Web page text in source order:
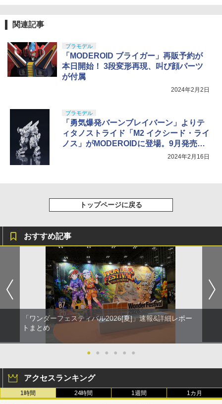
￥710
関連記事
プラモデル
「MODEROID ブライガー」再販予約が
本日開始！ 3段変形再現、叫び顔パーツ
が付属
2024年2月2日
プラモデル
「勇気爆発バーンブレイバーン」よりテ
ィタノストライド「M2 イクシード・ライ
ノス」がMODEROIDに登場。9月発売予
2024年2月16日
トップページに戻る
おすすめ記事
「ワンダーフェスティバル2026[夏]」速報&詳細レポー
トまとめ
● ● ● ● ● ●
アクセスランキング
1時間 24時間 1週間 1カ月